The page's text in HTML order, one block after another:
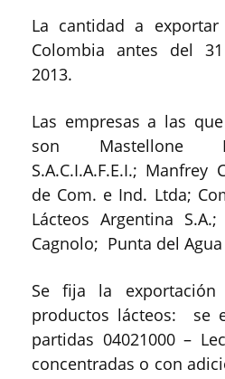
La cantidad a
Colombia antes del
2013.
Las empresas a las
son Mastellone
S.A.C.I.A.F.E.I.;
de Com. e Ind. Ltda;
Lácteos Argentina
Cagnolo; Punta del Agua
Se fija la
productos lácteos: se
partidas 04021000 –
concentradas o con